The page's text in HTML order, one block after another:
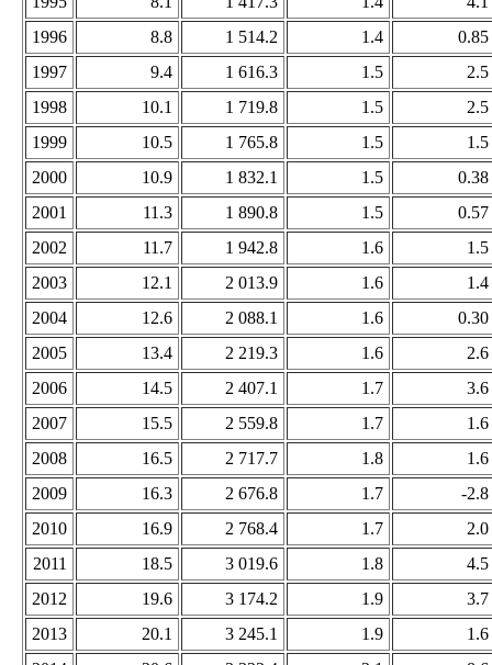
1996
8.8 1 514.2 1.4
0.85
1997
9.4 1 616.3 1.5
2.5
1998
10.1 1 719.8 1.5
2.5
1999
10.5 1 765.8 1.5
1.5
2000
10.9 1 832.1 1.5
0.38
2001
11.3 1 890.8 1.5
0.57
2002
11.7 1 942.8 1.6
1.5
2003
12.1 2 013.9 1.6
1.4
2004
12.6 2 088.1 1.6
0.30
2005
13.4 2 219.3 1.6
2.6
2006
14.5 2 407.1 1.7
3.6
2007
15.5 2 559.8 1.7
1.6
2008
16.5 2 717.7 1.8
1.6
2009
16.3 2 676.8 1.7
-2.8
2010
16.9 2 768.4 1.7
2.0
2011
18.5 3 019.6 1.8
4.5
2012
19.6 3 174.2 1.9
3.7
2013
20.1 3 245.1 1.9
1.6